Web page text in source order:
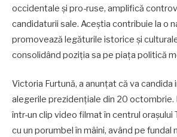
occidentale și pro-ruse, amplifică
candidaturii sale. Aceștia contribuie la o
promovează legăturile istorice și
consolidând poziția sa pe piața politică
Victoria Furtună, a anunțat că va candida
alegerile prezidențiale din 20 octombrie.
într-un clip video filmat în centrul orașului
cu un porumbel în mâini, având pe fundal